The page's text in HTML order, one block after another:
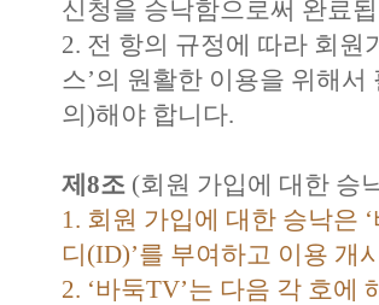
신청을 승낙함으로써 완료
2. 전 항의 규정에 따라 회원
스’의 원활한 이용을 위해
의)해야 합니다.
제8조 (회원 가입에 대한 승
1. 회원 가입에 대한 승낙은
디(ID)’를 부여하고 이용 개
2. ‘바둑TV’는 다음 각 호에